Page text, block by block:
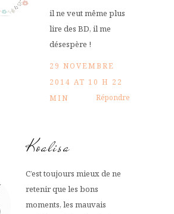
il ne veut même plus
lire des BD, il me
désespère !
29 NOVEMBRE
2014 AT 10 H 22
MIN
Répondre
Koalisa
C’est toujours mieux de ne
retenir que les bons
moments, les mauvais